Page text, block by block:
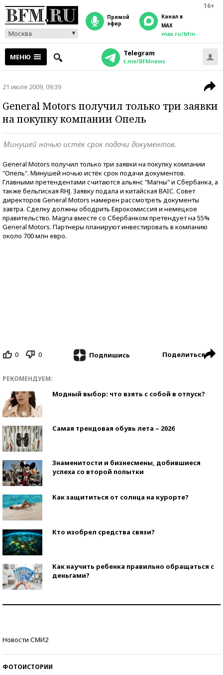
16+
Москва
прямой
эфир
Канал в
MAX
max.ru/bfm
МЕНЮ Telegram
t.me/BFMnews
21 июля 2009, 09:39
General Motors получил только три заявки
на покупку компании Опель
Минушей ночью истёк срок подачи документов.
General Motors получил только три заявки на покупку компании
"Опель". Минушей ночью истёк срок подачи документов.
Главными претендентами считаются альянс "Магны" и Сбербанка, а
также бельгиская RHJ. Заявку подала и китайская BAIC. Совет
директоров General Motors намерен рассмотреть документы
завтра. Сделку должны ободрить Еврокомиссия и немецкое
правительство. Magna вместе со Сбербанком претендует на 55%
General Motors. Партнеры планируют инвестировать в компанию
около 700 млн евро.
0 0 Подпишись Поделиться
РЕКОМЕНДУЕМ:
Модный выбор: что взять с собой в отпуск?
Самая трендовая обувь лета – 2026
Знаменитости и бизнесмены, добившиеся
успеха со второй попытки
Как защититься от солнца на курорте?
Кто изобрел средства связи?
Как научить ребенка правильно обращаться с
деньгами?
Новости СМИ2
ФОТОИСТОРИИ